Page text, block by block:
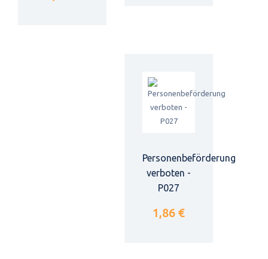
Personenbeförderung
verboten -
P027
1,86 €